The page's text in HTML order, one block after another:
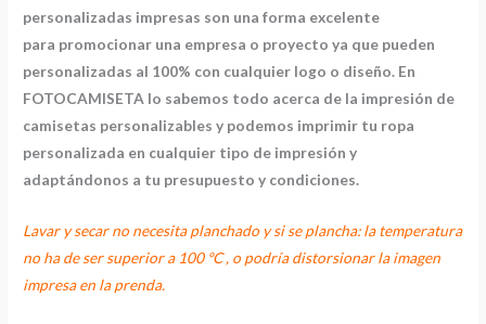
personalizadas impresas son una forma excelente
para promocionar una empresa o proyecto ya que pueden
personalizadas al 100% con cualquier logo o diseño. En
FOTOCAMISETA lo sabemos todo acerca de la impresión de
camisetas personalizables y podemos imprimir tu ropa
personalizada en cualquier tipo de impresión y
adaptándonos a tu presupuesto y condiciones.
Lavar y secar no necesita planchado y si se plancha: la temperatura
no ha de ser superior a 100 ºC , o podría distorsionar la imagen
impresa en la prenda.